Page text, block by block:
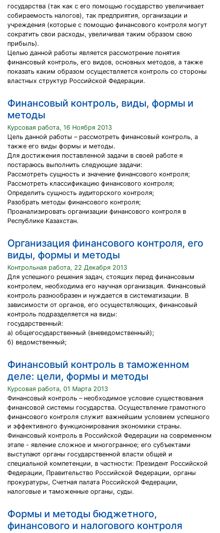
государства (так как с его помощью государство увеличивает
собираемость налогов), так предприятия, организации и
учреждения (которые с помощью финансового контроля могут
сократить свои расходы, увеличивая таким образом свою
прибыль).
Целью данной работы является рассмотрение понятия
финансовый контроль, его видов, основных методов, а также
показать каким образом осуществляется контроль со стороны
властных структур Российской Федерации.
Финансовый контроль, виды, формы и
методы
Курсовая работа, 16 Ноября 2013
Цель данной работы – рассмотреть финансовый контроль, а
также его виды формы и методы.
Для достижения поставленной задачи в своей работе я
постараюсь выполнить следующие задачи:
Рассмотреть сущность и значение финансового контроля;
Рассмотреть классификацию финансового контроля;
Определить сущность аудиторского контроля;
Разобрать методы финансового контроля;
Проанализировать организации финансового контроля в
Республике Казахстан.
Организация финансового контроля, его
виды, формы и методы
Контрольная работа, 22 Декабря 2013
Для успешного решения задач, стоящих перед финансовым
контролем, необходима его научная организация. Финансовый
контроль разнообразен и нуждается в систематизации. В
зависимости от органов, его осуществляющих, финансовый
контроль подразделяется на виды:
государственный:
а) общегосударственный (вневедомственный);
б) ведомственный;
Финансовый контроль в таможенном
деле: цели, формы и методы
Курсовая работа, 01 Марта 2013
Финансовый контроль – необходимое условие существования
финансовой системы государства. Осуществление грамотного
финансового контроля служит важнейшим условием успешного
и эффективного функционирования экономики страны.
Финансовый контроль в Российской Федерации на современном
этапе - явление сложное и многогранное; его субъектами
выступают органы государственной власти общей и
специальной компетенции, в частности: Президент Российской
Федерации, Правительство Российской Федерации, органы
прокуратуры, Счетная палата Российской Федерации,
налоговые и таможенные органы, суды.
Формы и методы бюджетного,
финансового и налогового контроля